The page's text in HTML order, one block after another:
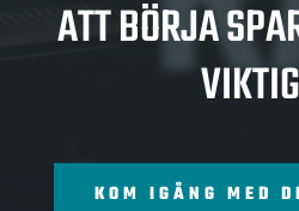
ATT BÖRJA
KOM IGÅNG MED